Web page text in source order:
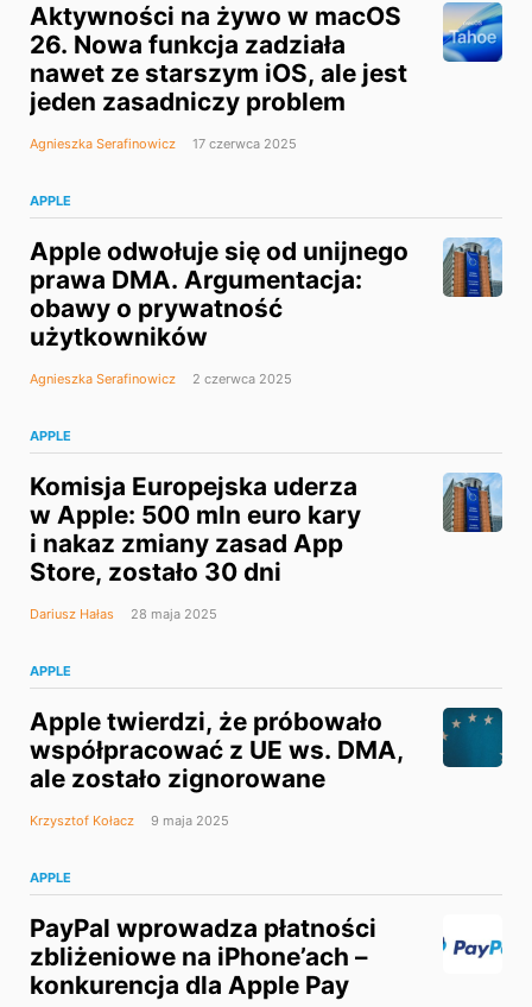
Aktywności na żywo w macOS
26. Nowa funkcja zadziała
nawet ze starszym iOS, ale jest
jeden zasadniczy problem
Agnieszka Serafinowicz 17 czerwca 2025
APPLE
Apple odwołuje się od unijnego
prawa DMA. Argumentacja:
obawy o prywatność
użytkowników
Agnieszka Serafinowicz 2 czerwca 2025
APPLE
Komisja Europejska uderza
w Apple: 500 mln euro kary
i nakaz zmiany zasad App
Store, zostało 30 dni
Dariusz Hałas 28 maja 2025
APPLE
Apple twierdzi, że próbowało
współpracować z UE ws. DMA,
ale zostało zignorowane
Krzysztof Kołacz 9 maja 2025
APPLE
PayPal wprowadza płatności
zbliżeniowe na iPhone’ach –
konkurencja dla Apple Pay